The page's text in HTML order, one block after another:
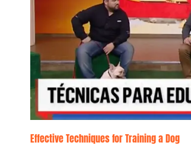
Effective Techniques for Training a Dog